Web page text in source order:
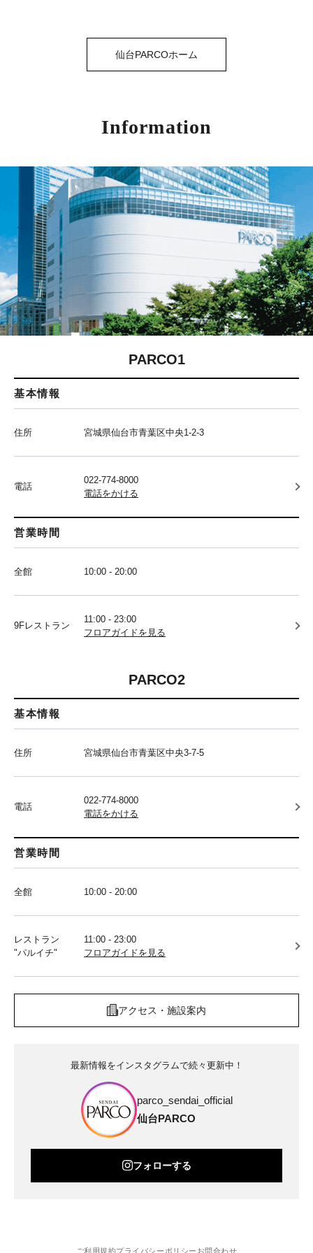
仙台PARCOホーム
Information
PARCO1
基本情報
住所 宮城県仙台市青葉区中央1-2-3
電話
022-774-8000
電話をかける
営業時間
全館 10:00 - 20:00
9Fレストラン
11:00 - 23:00
フロアガイドを見る
PARCO2
基本情報
住所 宮城県仙台市青葉区中央3-7-5
電話
022-774-8000
電話をかける
営業時間
全館 10:00 - 20:00
レストラン
"パルイチ"
11:00 - 23:00
フロアガイドを見る
アクセス・施設案内
最新情報をインスタグラムで続々更新中！
parco_sendai_official
仙台PARCO
フォローする
ご利用規約プライバシーポリシー お問合わせ